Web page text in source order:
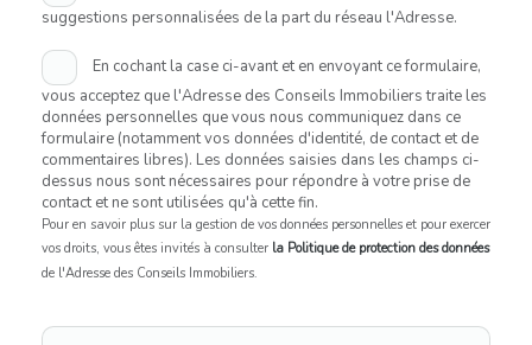
suggestions personnalisées de la part du réseau l'Adresse.
En cochant la case ci-avant et en envoyant ce formulaire,
vous acceptez que l'Adresse des Conseils Immobiliers traite les
données personnelles que vous nous communiquez dans ce
formulaire (notamment vos données d'identité, de contact et de
commentaires libres). Les données saisies dans les champs ci-
dessus nous sont nécessaires pour répondre à votre prise de
contact et ne sont utilisées qu'à cette fin.
Pour en savoir plus sur la gestion de vos données personnelles et pour exercer
vos droits, vous êtes invités à consulter la Politique de protection des données
de l'Adresse des Conseils Immobiliers.